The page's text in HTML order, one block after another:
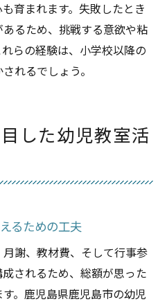
育まれます。失敗したとき
るため、挑戦する意欲や粘
らの経験は、小学校以降の
れるでしょう。
した幼児教室活
るための工夫
謝、教材費、そして行事参
されるため、総額が思った
。鹿児島県鹿児島市の幼児